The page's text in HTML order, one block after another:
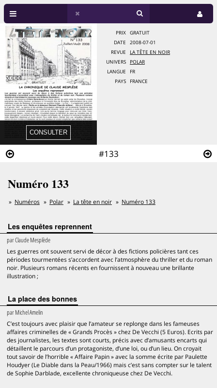
#133
PRIX
GRATUIT
DATE
2008-07-01
REVUE
LA TÊTE EN NOIR
UNIVERS
POLAR
LANGUE
FR
PAYS
FRANCE
Numéro 133
Numéros Polar La tête en noir Numéro 133
Les enquêtes reprennent
parClaude Mesplède
Les guerres ont souvent servi de décor à des fictions policières tant ces
périodes tourmentées s’accordent avec l’atmosphère du thriller et du roman
noir. Plusieurs romans récents en fournissent à nouveau une brillante
illustration ;
La place des bonnes
parMichel Amelin
C’est toujours avec plaisir que l’amateur se replonge dans les fameuses
affaires criminelles de « Grands Procès » chez De Vecchi (5 Euros). Ecrits par
des journalistes, les textes sont courts, précis avec d’amusants encarts qui
détaillent le parcours d’un protagoniste, d’une loi, ou d’un lieu. On croyait
tout savoir de l’horrible « Affaire Papin » avec la somme écrite par Paulette
Houdyer (Le Diable dans la Peau/1966) mais c’est sans compter sur le talent
de Sophie Darblade, excellente chroniqueuse chez De Vecchi.